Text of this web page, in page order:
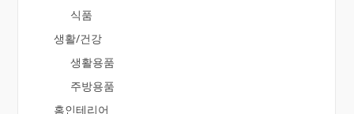
식품
생활/건강
생활용품
주방용품
홈인테리어